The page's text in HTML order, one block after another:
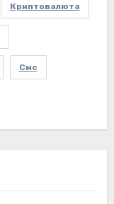
Криптовалюта
Смс